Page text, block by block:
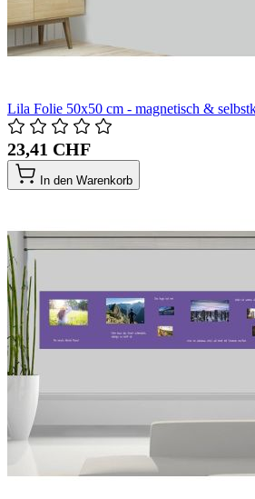
Lila Folie 50x50 cm - magnetisch &
23,41 CHF
In den Warenkorb